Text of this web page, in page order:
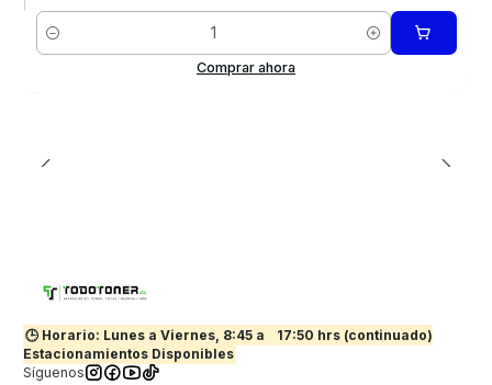
Cantidad
Comprar ahora
🕒 Horario: Lunes a Viernes, 8:45 a
17:50 hrs (continuado)
Estacionamientos Disponibles
Síguenos